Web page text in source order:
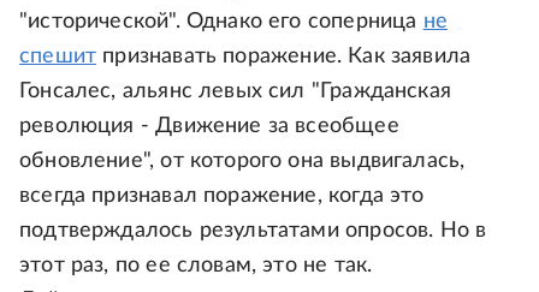
"исторической". Однако его соперница не
спешит признавать поражение. Как заявила
Гонсалес, альянс левых сил "Гражданская
революция - Движение за всеобщее
обновление", от которого она выдвигалась,
всегда признавал поражение, когда это
подтверждалось результатами опросов. Но в
этот раз, по ее словам, это не так.